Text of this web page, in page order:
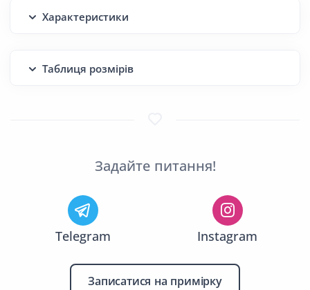
Характеристики
Таблиця розмірів
Задайте питання!
Telegram Instagram
Записатися на примірку